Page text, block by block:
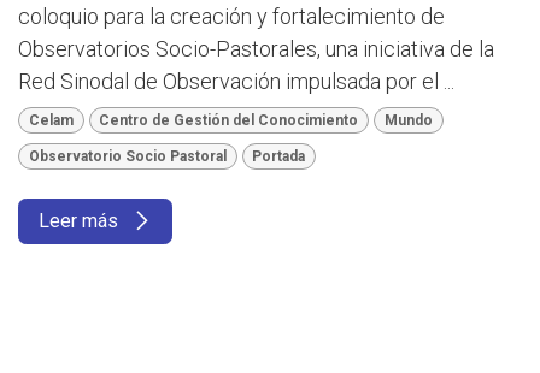
coloquio para la creación y fortalecimiento de
Observatorios Socio-Pastorales, una iniciativa de la
Red Sinodal de Observación impulsada por el ...
Celam Centro de Gestión del Conocimiento Mundo
Observatorio Socio Pastoral Portada
Leer más